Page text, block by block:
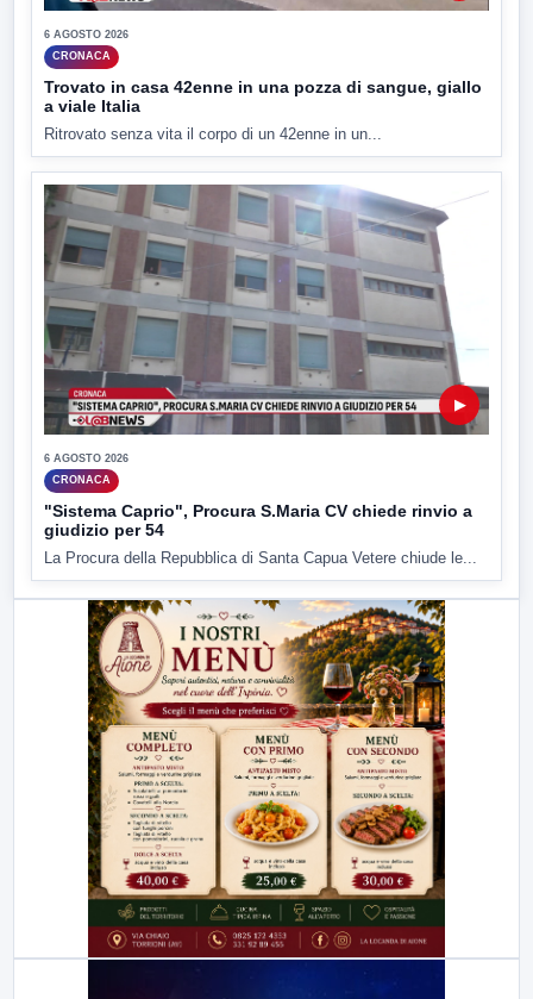
6 AGOSTO 2026
CRONACA
Trovato in casa 42enne in una pozza di sangue, giallo
a viale Italia
Ritrovato senza vita il corpo di un 42enne in un...
▶
6 AGOSTO 2026
CRONACA
"Sistema Caprio", Procura S.Maria CV chiede rinvio a
giudizio per 54
La Procura della Repubblica di Santa Capua Vetere chiude le...